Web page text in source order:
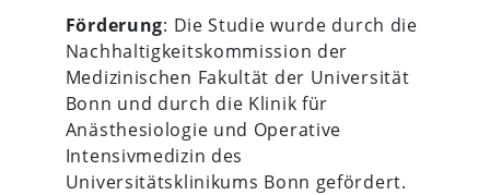
Förderung: Die Studie wurde durch die
Nachhaltigkeitskommission der
Medizinischen Fakultät der Universität
Bonn und durch die Klinik für
Anästhesiologie und Operative
Intensivmedizin des
Universitätsklinikums Bonn gefördert.